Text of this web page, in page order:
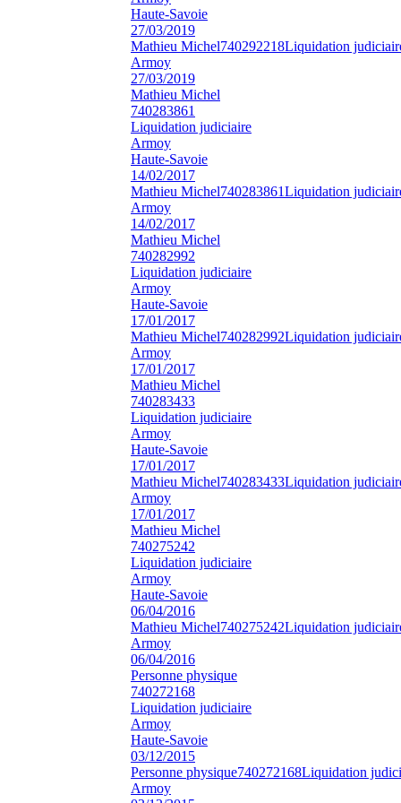
Haute-Savoie
27/03/2019
Mathieu Michel740292218Liquidation
Armoy
27/03/2019
Mathieu Michel
740283861
Liquidation judiciaire
Armoy
Haute-Savoie
14/02/2017
Mathieu Michel740283861Liquidation
Armoy
14/02/2017
Mathieu Michel
740282992
Liquidation judiciaire
Armoy
Haute-Savoie
17/01/2017
Mathieu Michel740282992Liquidation
Armoy
17/01/2017
Mathieu Michel
740283433
Liquidation judiciaire
Armoy
Haute-Savoie
17/01/2017
Mathieu Michel740283433Liquidation
Armoy
17/01/2017
Mathieu Michel
740275242
Liquidation judiciaire
Armoy
Haute-Savoie
06/04/2016
Mathieu Michel740275242Liquidation
Armoy
06/04/2016
Personne physique
740272168
Liquidation judiciaire
Armoy
Haute-Savoie
03/12/2015
Personne physique740272168Liquidation
Armoy